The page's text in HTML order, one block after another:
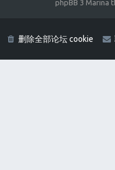
phpBB 3 Marina
删除全部论坛 cookie